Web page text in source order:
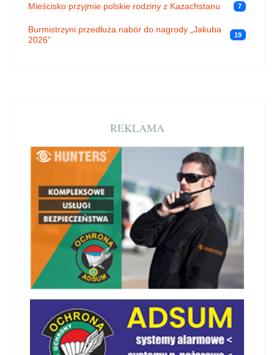
Mieścisko przyjmie polskie rodziny z Kazachstanu 7
Burmistrzyni przedłuża nabór do nagrody „Jakuba
2026”
19
REKLAMA